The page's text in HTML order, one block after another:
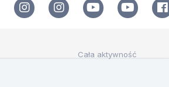
Cała aktywność